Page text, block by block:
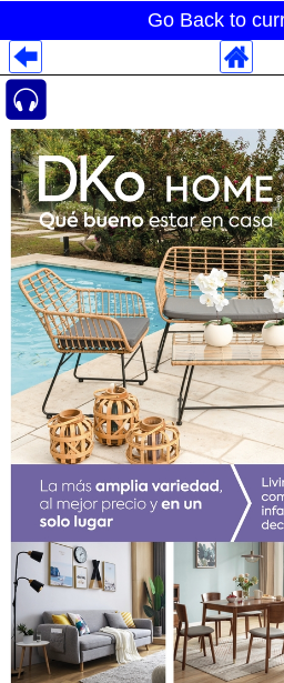
Go Back to
Despliegues Analytics
Despliegues Totales
Despliegues por Rubros